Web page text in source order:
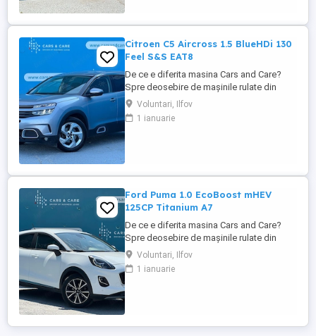
Citroen C5 Aircross 1.5 BlueHDi 130
Feel S&S EAT8
De ce e diferita masina Cars and Care?
Spre deosebire de mașinile rulate din
piața obișnuită, aceasta vine direct din
flota proprie a Business Lease — parte a
grupului internațional Autobinck, cu peste
Voluntari, Ilfov
1 ianuarie
Ford Puma 1.0 EcoBoost mHEV
125CP Titanium A7
De ce e diferita masina Cars and Care?
Spre deosebire de mașinile rulate din
piața obișnuită, aceasta vine direct din
flota proprie a Business Lease — parte a
grupului internațional Autobinck, cu peste
Voluntari, Ilfov
1 ianuarie